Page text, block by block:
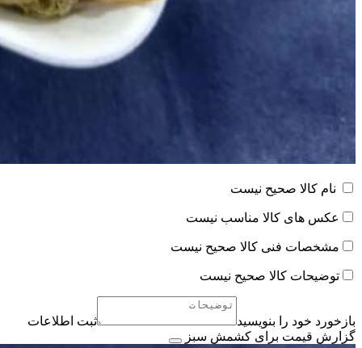
نام کالا صحیح نیست
عکس های کالا مناسب نیست
مشخصات فنی کالا صحیح نیست
توضیحات کالا صحیح نیست
بازخورد خود را بنویسید
ثبت اطلاعات
گزارش قیمت برای کشمش سبز